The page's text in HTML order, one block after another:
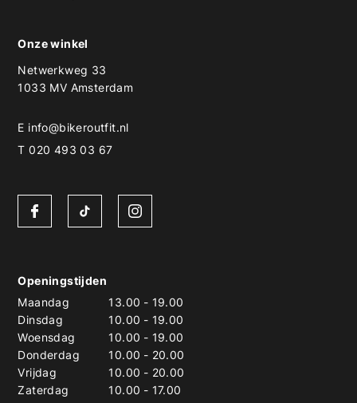
Onze winkel
Netwerkweg 33
1033 MV Amsterdam
E info@bikeroutfit.nl
T 020 493 03 67
Openingstijden
Maandag
13.00 - 19.00
Dinsdag
10.00 - 19.00
Woensdag
10.00 - 19.00
Donderdag
10.00 - 20.00
Vrijdag
10.00 - 20.00
Zaterdag
10.00 - 17.00